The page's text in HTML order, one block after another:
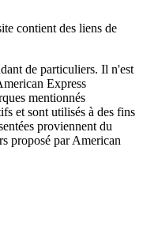
contient des liens de
de particuliers. Il n'est
Express
mentionnés
et sont utilisés à des fins
proviennent du
proposé par American